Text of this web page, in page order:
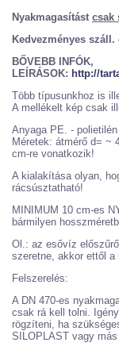
Nyakmagasítást csak
Kedvezményes száll.
BŐVEBB INFÓK,
LEÍRÁSOK: http://
Több típusunkhoz is
A mellékelt kép csak
Anyaga PE. -
Méretek: átmérő d= ~
cm-re vonatkozik!
A kialakítása olyan,
rácsúsztatható!
MINIMUM 10 cm-es
bármilyen
Ol.: az esővíz
szeretne, akkor ettől
Felszerelés:
A DN 470-es
csak rá kell tolni.
rögzíteni, ha
SILOPLAST vagy